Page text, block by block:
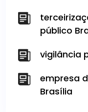
público
vigilância
empresa
Brasília